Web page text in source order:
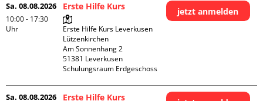
Sa. 08.08.2026
10:00 - 17:30
Uhr
Erste Hilfe Kurs
Erste Hilfe Kurs Leverkusen
Lützenkirchen
Am Sonnenhang 2
51381 Leverkusen
Schulungsraum Erdgeschoss
jetzt anmelden
Sa. 08.08.2026 Erste Hilfe Kurs